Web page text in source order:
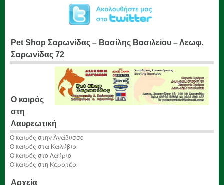
Pet Shop Σαρωνίδας – Βασίλης Βασιλείου – Λεωφ.
Σαρωνίδας 72
Ο καιρός
στη
Λαυρεωτική
Ο καιρός στην Ανάβυσσο
Ο καιρός στα Καλύβια
Ο καιρός στο Λαύριο
Ο καιρός στη Κερατέα
Αρχεία